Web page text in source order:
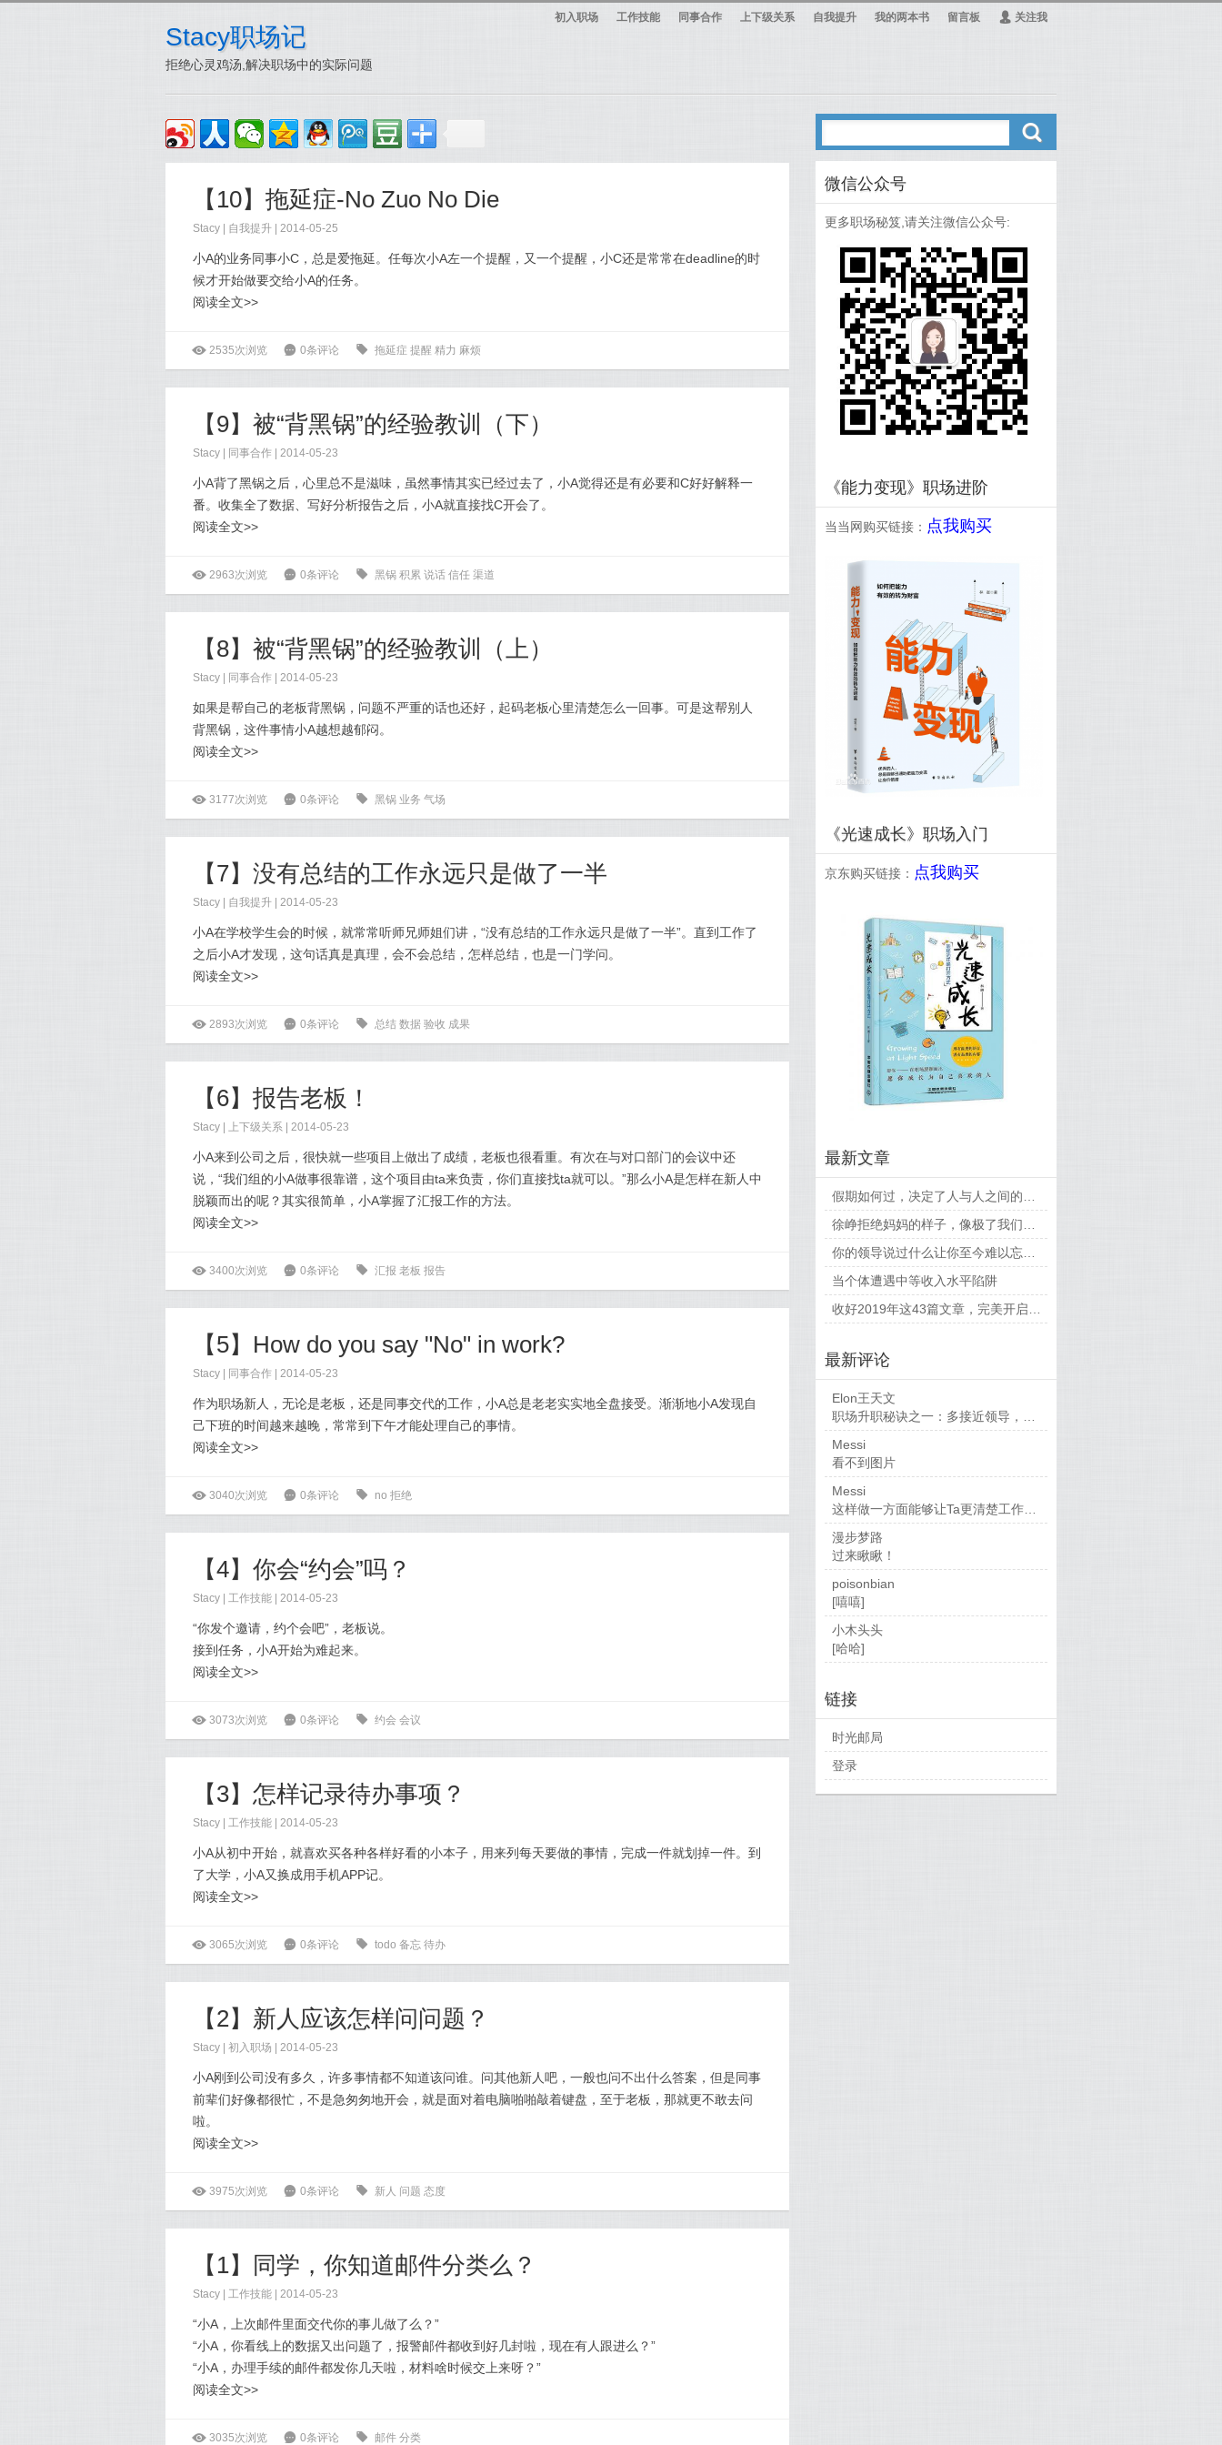
Stacy职场记
拒绝心灵鸡汤,解决职场中的实际问题
初入职场 工作技能 同事合作 上下级关系 自我提升 我的两本书 留言板 Ą 关注我
【10】拖延症-No Zuo No Die
Stacy 自我提升 | 2014-05-25
小A的业务同事小C，总是爱拖延。任每次小A左一个提醒，又一个提醒，小C还是常常在deadline的时
候才开始做要交给小A的任务。
阅读全文>>
ė 2535次浏览 6 0条评论 0 拖延症 提醒 精力 麻烦
【9】被“背黑锅”的经验教训（下）
Stacy 同事合作 | 2014-05-23
小A背了黑锅之后，心里总不是滋味，虽然事情其实已经过去了，小A觉得还是有必要和C好好解释一
番。收集全了数据、写好分析报告之后，小A就直接找C开会了。
阅读全文>>
ė 2963次浏览 6 0条评论 0 黑锅 积累 说话 信任 渠道
【8】被“背黑锅”的经验教训（上）
Stacy 同事合作 | 2014-05-23
如果是帮自己的老板背黑锅，问题不严重的话也还好，起码老板心里清楚怎么一回事。可是这帮别人
背黑锅，这件事情小A越想越郁闷。
阅读全文>>
ė 3177次浏览 6 0条评论 0 黑锅 业务 气场
【7】没有总结的工作永远只是做了一半
Stacy 自我提升 | 2014-05-23
小A在学校学生会的时候，就常常听师兄师姐们讲，“没有总结的工作永远只是做了一半”。直到工作了
之后小A才发现，这句话真是真理，会不会总结，怎样总结，也是一门学问。
阅读全文>>
ė 2893次浏览 6 0条评论 0 总结 数据 验收 成果
【6】报告老板！
Stacy 上下级关系 | 2014-05-23
小A来到公司之后，很快就一些项目上做出了成绩，老板也很看重。有次在与对口部门的会议中还
说，“我们组的小A做事很靠谱，这个项目由ta来负责，你们直接找ta就可以。”那么小A是怎样在新人中
脱颖而出的呢？其实很简单，小A掌握了汇报工作的方法。
阅读全文>>
ė 3400次浏览 6 0条评论 0 汇报 老板 报告
【5】How do you say "No" in work?
Stacy 同事合作 | 2014-05-23
作为职场新人，无论是老板，还是同事交代的工作，小A总是老老实实地全盘接受。渐渐地小A发现自
己下班的时间越来越晚，常常到下午才能处理自己的事情。
阅读全文>>
ė 3040次浏览 6 0条评论 0 no 拒绝
【4】你会“约会”吗？
Stacy 工作技能 | 2014-05-23
“你发个邀请，约个会吧”，老板说。
接到任务，小A开始为难起来。
阅读全文>>
ė 3073次浏览 6 0条评论 0 约会 会议
【3】怎样记录待办事项？
Stacy 工作技能 | 2014-05-23
小A从初中开始，就喜欢买各种各样好看的小本子，用来列每天要做的事情，完成一件就划掉一件。到
了大学，小A又换成用手机APP记。
阅读全文>>
ė 3065次浏览 6 0条评论 0 todo 备忘 待办
【2】新人应该怎样问问题？
Stacy 初入职场 | 2014-05-23
小A刚到公司没有多久，许多事情都不知道该问谁。问其他新人吧，一般也问不出什么答案，但是同事
前辈们好像都很忙，不是急匆匆地开会，就是面对着电脑啪啪敲着键盘，至于老板，那就更不敢去问
啦。
阅读全文>>
ė 3975次浏览 6 0条评论 0 新人 问题 态度
【1】同学，你知道邮件分类么？
Stacy 工作技能 | 2014-05-23
“小A，上次邮件里面交代你的事儿做了么？”
“小A，你看线上的数据又出问题了，报警邮件都收到好几封啦，现在有人跟进么？”
“小A，办理手续的邮件都发你几天啦，材料啥时候交上来呀？”
阅读全文>>
ė 3035次浏览 6 0条评论 0 邮件 分类
ő
微信公众号
更多职场秘笈,请关注微信公众号:
《能力变现》职场进阶
当当网购买链接： 点我购买
《光速成长》职场入门
京东购买链接： 点我购买
最新文章
当个体遭遇中等收入水平陷阱
最新评论
Elon王天文
职场升职秘诀之一：多接近领导，当然，多做...
Messi
看不到图片
Messi
这样做一方面能够让Ta更清楚工作要求，也...
漫步梦路
过来瞅瞅！
poisonbian
[嘻嘻]
小木头头
[哈哈]
链接
时光邮局
登录